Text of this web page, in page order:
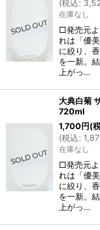
(税込:
在庫なし
□発売元よ
れは「優
に絞り、
を一新。
上がっ…
大典白菊
720ml
1,700円(
(税込:
在庫なし
□発売元よ
れは「優
に絞り、
を一新。
上がっ…